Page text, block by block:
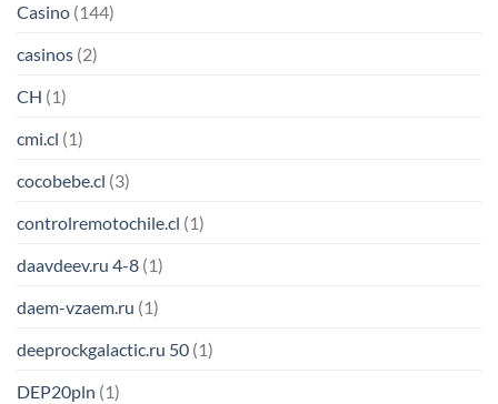
Casino (144)
casinos (2)
CH (1)
cmi.cl (1)
cocobebe.cl (3)
controlremotochile.cl (1)
daavdeev.ru 4-8 (1)
daem-vzaem.ru (1)
deeprockgalactic.ru 50 (1)
DEP20pln (1)